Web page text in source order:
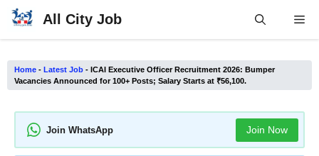
Skip
All City Job
Home - Latest Job - ICAI Executive Officer Recruitment 2026: Bumper
Vacancies Announced for 100+ Posts; Salary Starts at ₹56,100.
Join WhatsApp Join Now